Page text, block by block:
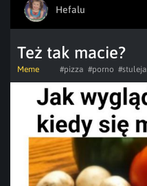
Hefalu
Też tak macie?
Meme #pizza #porno #stuleja